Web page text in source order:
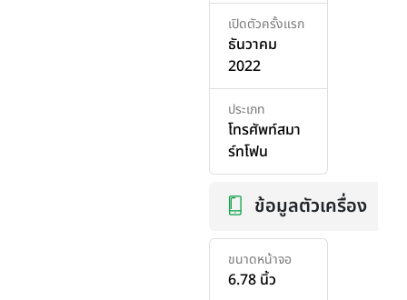
เปิดตัวครั้งแรก
ธันวาคม
2022
ประเภท
โทรศัพท์สมา
ร์ทโฟน
ข้อมูลตัวเครื่อง
ขนาดหน้าจอ
6.78 นิ้ว